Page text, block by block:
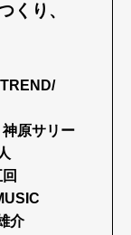
くり、
原サリー
介